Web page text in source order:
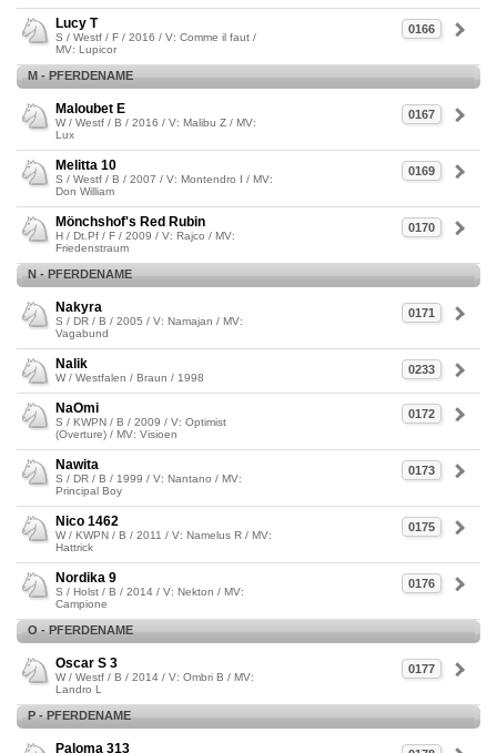
0166
Lucy T
S / Westf / F / 2016 / V: Comme il faut /
MV: Lupicor
M - PFERDENAME
0167
Maloubet E
W / Westf / B / 2016 / V: Malibu Z / MV:
Lux
0169
Melitta 10
S / Westf / B / 2007 / V: Montendro I / MV:
Don William
0170
Mönchshof's Red Rubin
H / Dt.Pf / F / 2009 / V: Rajco / MV:
Friedenstraum
N - PFERDENAME
0171
Nakyra
S / DR / B / 2005 / V: Namajan / MV:
Vagabund
0233
Nalik
W / Westfalen / Braun / 1998
0172
NaOmi
S / KWPN / B / 2009 / V: Optimist
(Overture) / MV: Visioen
0173
Nawita
S / DR / B / 1999 / V: Nantano / MV:
Principal Boy
0175
Nico 1462
W / KWPN / B / 2011 / V: Namelus R / MV:
Hattrick
0176
Nordika 9
S / Holst / B / 2014 / V: Nekton / MV:
Campione
O - PFERDENAME
0177
Oscar S 3
W / Westf / B / 2014 / V: Ombri B / MV:
Landro L
P - PFERDENAME
Paloma 313